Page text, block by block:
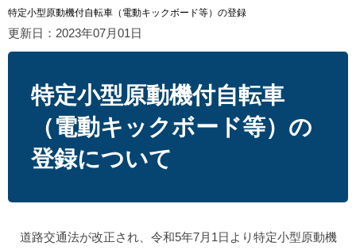
特定小型原動機付自転車（電動キックボード等）の登録
更新日：2023年07月01日
特定小型原動機付自転車
（電動キックボード等）の
登録について
道路交通法が改正され、令和5年7月1日より特定小型原動機